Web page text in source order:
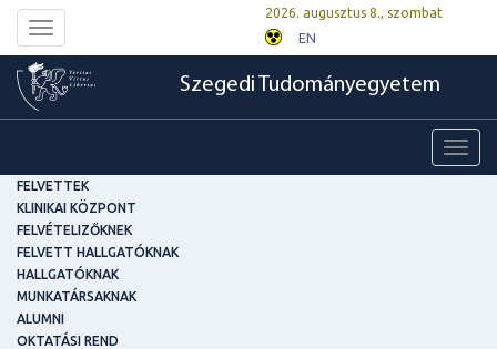
Toggle
navigation
2026. augusztus 8., szombat
EN
Szegedi Tudományegyetem
FELVETTEK
KLINIKAI KÖZPONT
FELVÉTELIZŐKNEK
FELVETT HALLGATÓKNAK
HALLGATÓKNAK
MUNKATÁRSAKNAK
ALUMNI
OKTATÁSI REND